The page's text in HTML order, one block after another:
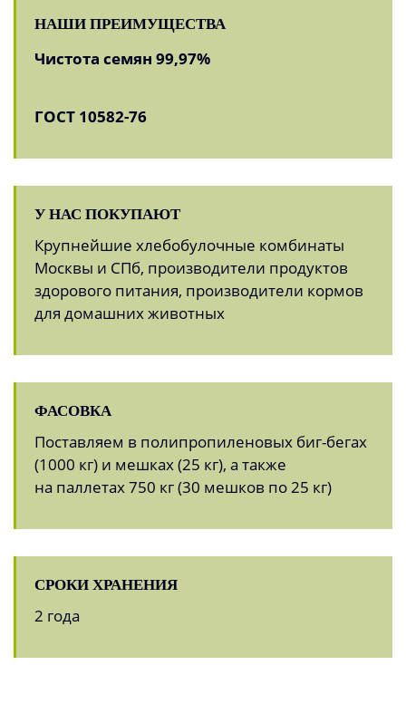
НАШИ ПРЕИМУЩЕСТВА
Чистота семян 99,97%
ГОСТ 10582-76
У НАС ПОКУПАЮТ
Крупнейшие хлебобулочные комбинаты
Москвы и СПб, производители продуктов
здорового питания, производители кормов
для домашних животных
ФАСОВКА
Поставляем в полипропиленовых биг-бегах
(1000 кг) и мешках (25 кг), а также
на паллетах 750 кг (30 мешков по 25 кг)
СРОКИ ХРАНЕНИЯ
2 года